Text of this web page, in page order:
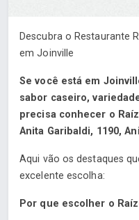
Descubra o Restaurante
em Joinville
Se você está em
sabor caseiro,
precisa conhecer o
Anita Garibaldi, 1190,
Aqui vão os destaques
excelente escolha:
Por que escolher o